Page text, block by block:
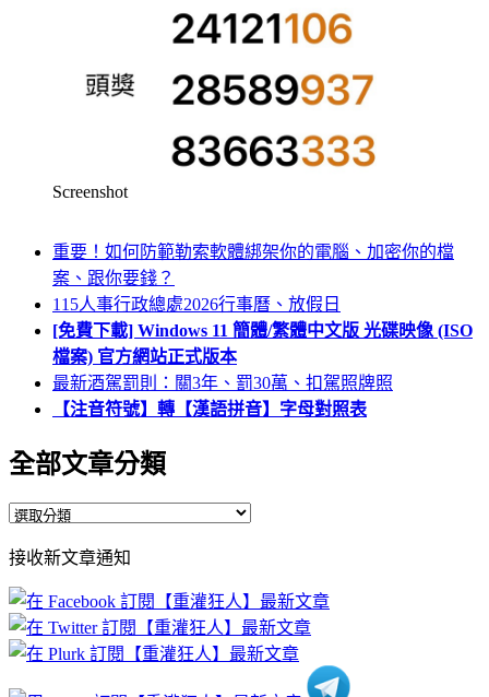
Screenshot
重要！如何防範勒索軟體綁架你的電腦、加密你的檔
案、跟你要錢？
115人事行政總處2026行事曆、放假日
[免費下載] Windows 11 簡體/繁體中文版 光碟映像 (ISO
檔案) 官方網站正式版本
最新酒駕罰則：關3年、罰30萬、扣駕照牌照
【注音符號】轉【漢語拼音】字母對照表
全部文章分類
全
文
章
分
類
接收新文章通知